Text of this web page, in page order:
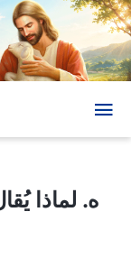
ه. لماذا يُقال إن
ه. لماذا